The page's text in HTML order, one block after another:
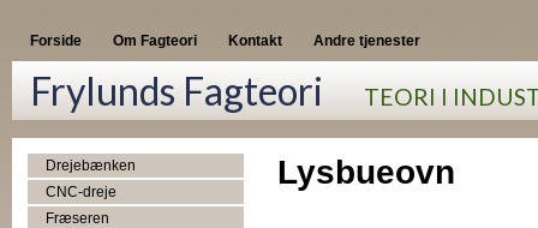
Forside Om Fagteori Kontakt Andre tjenester
Frylunds Fagteori TEORI I
Drejebænken
CNC-dreje
Fræseren
Lysbueovn